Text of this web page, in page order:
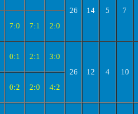
26
14 5 7
7:0 7:1 2:0
0:1 2:1
3:0
26
12 4 10
0:2 2:0 4:2